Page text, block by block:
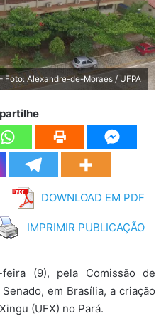
Alexandre-de-Moraes / UFPA
DOWNLOAD EM PDF
IMPRIMIR PUBLICAÇÃO
(9), pela Comissão de
em Brasília, a criação
(UFX) no Pará.